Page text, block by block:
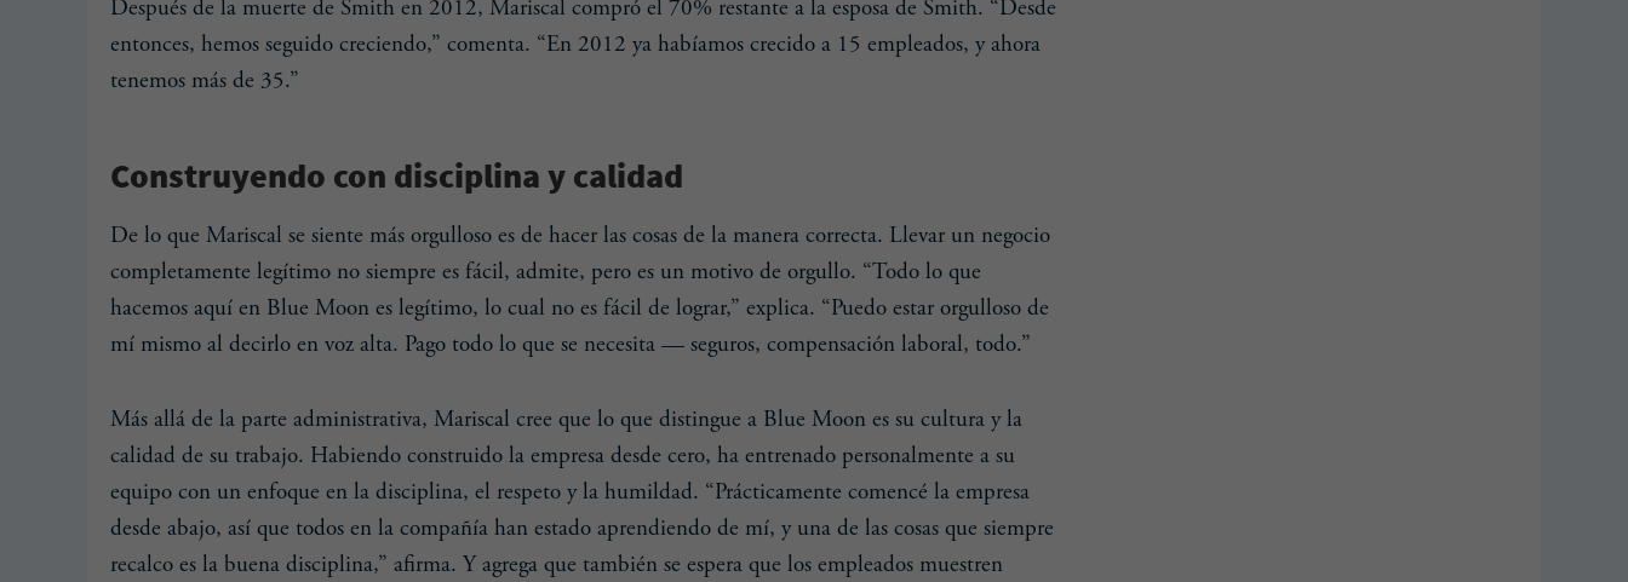
Después de la muerte de Smith en 2012, Mariscal compró el 70% restante a la esposa de Smith. “Desde
entonces, hemos seguido creciendo,” comenta. “En 2012 ya habíamos crecido a 15 empleados, y ahora
tenemos más de 35.”
Construyendo con disciplina y calidad
De lo que Mariscal se siente más orgulloso es de hacer las cosas de la manera correcta. Llevar un negocio
completamente legítimo no siempre es fácil, admite, pero es un motivo de orgullo. “Todo lo que
hacemos aquí en Blue Moon es legítimo, lo cual no es fácil de lograr,” explica. “Puedo estar orgulloso de
mí mismo al decirlo en voz alta. Pago todo lo que se necesita — seguros, compensación laboral, todo.”
Más allá de la parte administrativa, Mariscal cree que lo que distingue a Blue Moon es su cultura y la
calidad de su trabajo. Habiendo construido la empresa desde cero, ha entrenado personalmente a su
equipo con un enfoque en la disciplina, el respeto y la humildad. “Prácticamente comencé la empresa
desde abajo, así que todos en la compañía han estado aprendiendo de mí, y una de las cosas que siempre
recalco es la buena disciplina,” afirma. Y agrega que también se espera que los empleados muestren